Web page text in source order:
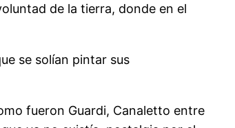
de la tierra, donde en el
se solían pintar sus
fueron Guardi, Canaletto entre